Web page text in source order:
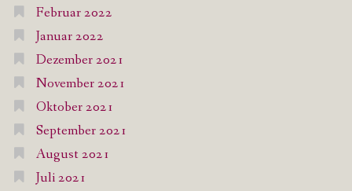
Februar 2022
Januar 2022
Dezember 2021
November 2021
Oktober 2021
September 2021
August 2021
Juli 2021